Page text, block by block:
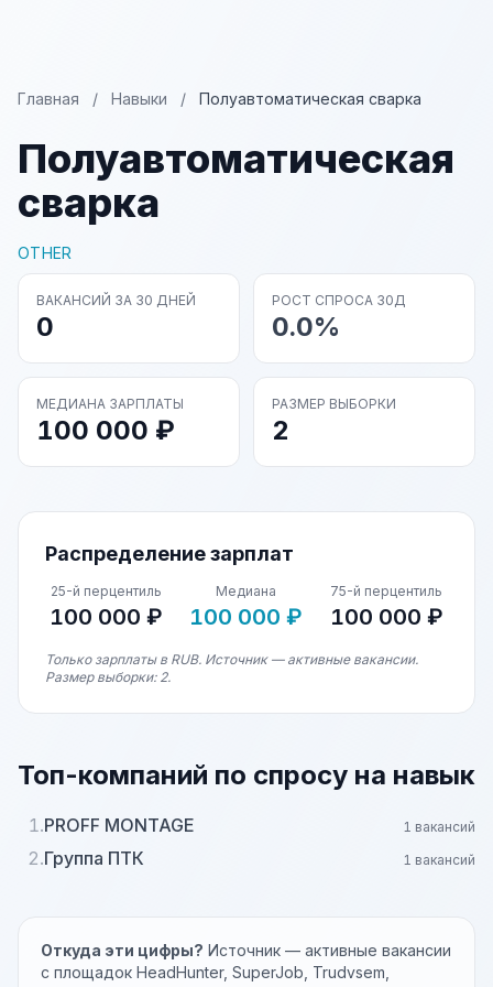
Главная / Навыки / Полуавтоматическая сварка
Полуавтоматическая
сварка
OTHER
ВАКАНСИЙ ЗА 30 ДНЕЙ
0
РОСТ СПРОСА 30Д
0.0%
МЕДИАНА ЗАРПЛАТЫ
100 000 ₽
РАЗМЕР ВЫБОРКИ
2
Распределение зарплат
25-й перцентиль
100 000 ₽
Медиана
100 000 ₽
75-й перцентиль
100 000 ₽
Только зарплаты в RUB. Источник — активные вакансии.
Размер выборки: 2.
Топ-компаний по спросу на навык
1.PROFF MONTAGE 1 вакансий
2.Группа ПТК 1 вакансий
Откуда эти цифры? Источник — активные вакансии
с площадок HeadHunter, SuperJob, Trudvsem,